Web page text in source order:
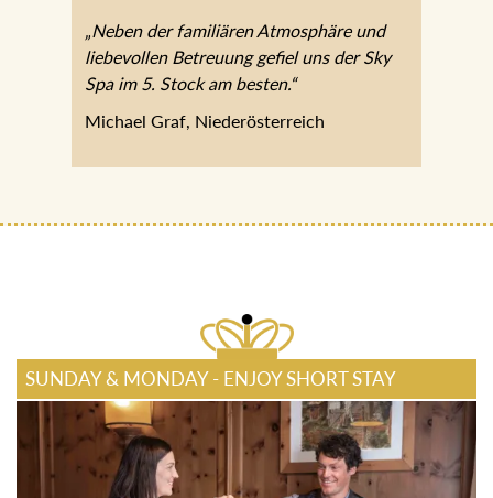
„Neben der familiären Atmosphäre und
liebevollen Betreuung gefiel uns der Sky
Spa im 5. Stock am besten.“
Michael Graf, Niederösterreich
SUNDAY & MONDAY - ENJOY SHORT STAY